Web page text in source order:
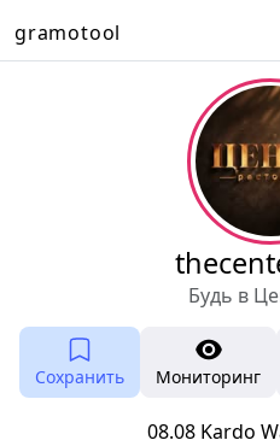
gramotool
Будь в
Сохранить Мониторинг
08.08 Kardo